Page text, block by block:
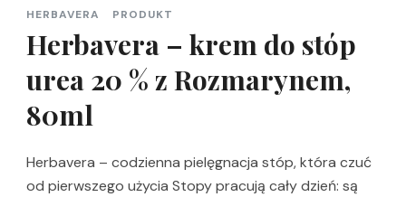
HERBAVERA PRODUKT
Herbavera – krem do stóp
urea 20 % z Rozmarynem,
80ml
Herbavera – codzienna pielęgnacja stóp, która czuć
od pierwszego użycia Stopy pracują cały dzień: są